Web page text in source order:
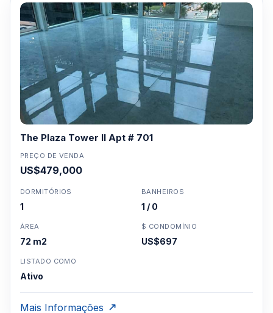
The Plaza Tower II Apt # 701
PREÇO DE VENDA
US$479,000
DORMITÓRIOS
1
BANHEIROS
1 / 0
ÁREA
72 m2
$ CONDOMÍNIO
US$697
LISTADO COMO
Ativo
Mais Informações